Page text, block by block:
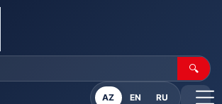
🔍
AZ EN RU